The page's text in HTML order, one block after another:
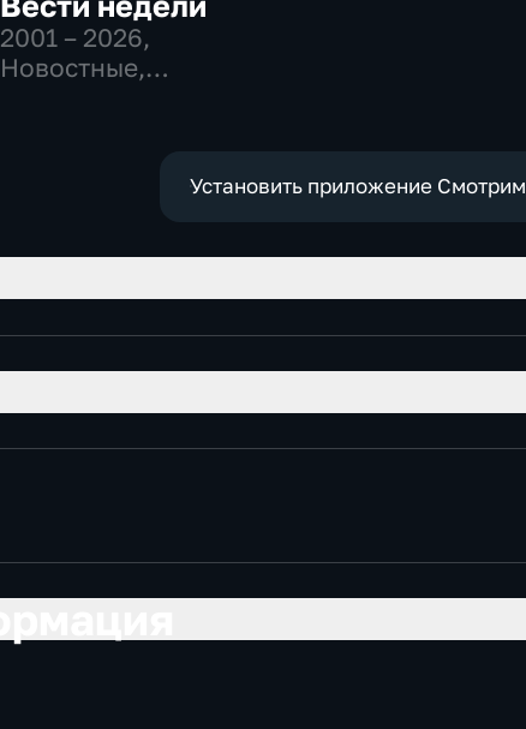
2001 – 2026,
Новостные,
Установить приложение Смотрим